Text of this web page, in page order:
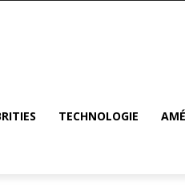
TECHNOLOGIE